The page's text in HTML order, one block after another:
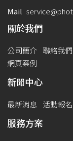
Mail
關於我們
公司簡介 聯絡我們
網頁案例
新聞中心
最新消息 活動報名
服務方案